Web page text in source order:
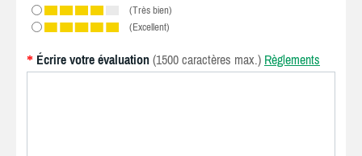
(Très bien)
(Excellent)
* Écrire votre évaluation (1500 caractères max.) Règlements